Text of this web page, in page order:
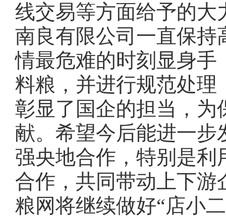
线交易等方面给予的大
南良有限公司一直保持
情最危难的时刻显身手
料粮，并进行规范处理
彰显了国企的担当，为
献。希望今后能进一
强央地合作，特别是
合作，共同带动上下
粮网将继续做好“店小